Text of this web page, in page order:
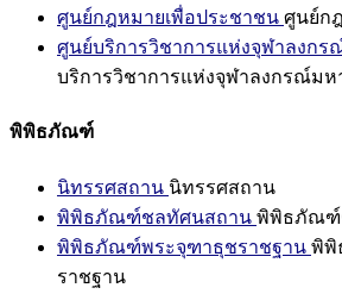
ศูนย์กฎหมายเพื่อประชาชน ศูนย์ก
ศูนย์บริการวิชาการแห่งจุฬาลงกร
บริการวิชาการแห่งจุฬาลงกรณ์มห
พิพิธภัณฑ์
นิทรรศสถาน นิทรรศสถาน
พิพิธภัณฑ์ชลทัศนสถาน พิพิธภัณฑ์
พิพิธภัณฑ์พระจุฑาธุชราชฐาน พิพิ
ราชฐาน